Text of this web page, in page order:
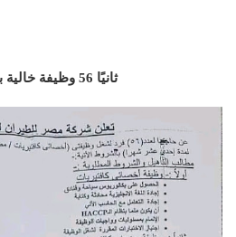
ثانيًا 56 وظيفة خالية بشركة مصر للخدمات الجوية